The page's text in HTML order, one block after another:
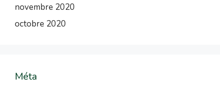
novembre 2020
octobre 2020
Méta